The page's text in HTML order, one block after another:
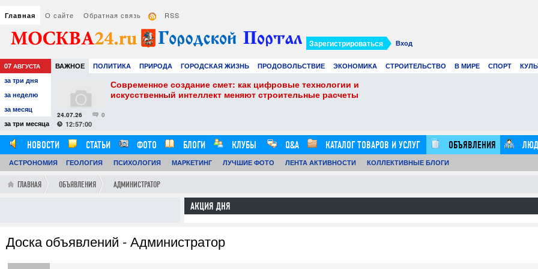
Главная О сайте Обратная связь RSS
Вход
Зарегистрироваться
07 АВГУСТА ВАЖНОЕ ПОЛИТИКА ПРИРОДА ГОРОДСКАЯ ЖИЗНЬ ПРОДОВОЛЬСТВИЕ ЭКОНОМИКА СТРОИТЕЛЬСТВО В МИРЕ СПОРТ
РАЗВЛЕЧЕНИЯ И ОТДЫХ
за три дня
за неделю
за месяц
за три месяца
и
0
24.07.26
12:57:00
Современное создание смет: как цифровые технологии и
искусственный интеллект меняют строительные расчеты
НОВОСТИ СТАТЬИ ФОТО БЛОГИ КЛУБЫ Q&A КАТАЛОГ ТОВАРОВ И УСЛУГ ОБЪЯВЛЕНИЯ
АСТРОНОМИЯ ГЕОЛОГИЯ ПСИХОЛОГИЯ МАРКЕТИНГ ЛУЧШИЕ ФОТО ЛЕНТА АКТИВНОСТИ КОЛЛЕКТИВНЫЕ БЛОГИ
ГЛАВНАЯ ОБЪЯВЛЕНИЯ АДМИНИСТРАТОР
АКЦИЯ ДНЯ
Доска объявлений - Администратор